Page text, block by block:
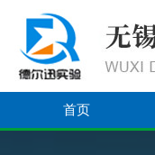
首页